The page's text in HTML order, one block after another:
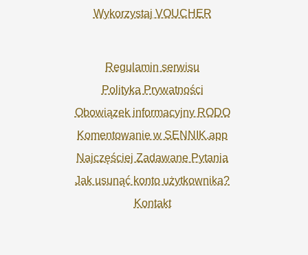
Wykorzystaj VOUCHER
Regulamin serwisu
Polityka Prywatności
Obowiązek informacyjny RODO
Komentowanie w SENNIK.app
Najczęściej Zadawane Pytania
Jak usunąć konto użytkownika?
Kontakt